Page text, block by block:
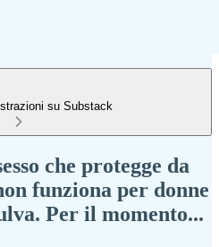
su Substack
che protegge da
funziona per donne
Per il momento...